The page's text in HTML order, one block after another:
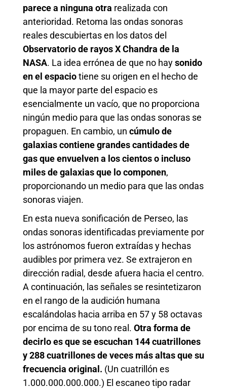
parece a ninguna otra realizada con
anterioridad. Retoma las ondas sonoras
reales descubiertas en los datos del
Observatorio de rayos X Chandra de la
NASA. La idea errónea de que no haysonido
en el espaciotiene su origen en el hecho de
que la mayor parte del espacio es
esencialmente un vacío, que no proporciona
ningún medio para que las ondas sonoras se
propaguen. En cambio, un cúmulo de
galaxias contiene grandes cantidades de
gas que envuelven a los cientos o incluso
miles de galaxias que lo componen,
proporcionando un medio para que las ondas
sonoras viajen.
En esta nueva sonificación de Perseo, las
ondas sonoras identificadas previamente por
los astrónomos fueron extraídas y hechas
audibles por primera vez. Se extrajeron en
dirección radial, desde afuera hacia el centro.
A continuación, las señales se resintetizaron
en el rango de la audición humana
escalándolas hacia arriba en 57 y 58 octavas
por encima de su tono real. Otra forma de
decirlo es que se escuchan 144 cuatrillones
y 288 cuatrillones de veces más altas que su
frecuencia original. (Un cuatrillón es
1.000.000.000.000.) El escaneo tipo radar